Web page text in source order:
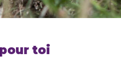
toi